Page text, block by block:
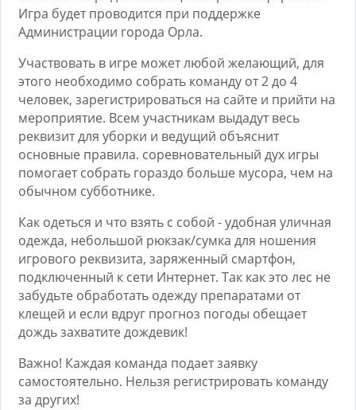
Игра будет проводится при поддержке
Администрации города Орла.
Участвовать в игре может любой желающий, для
этого необходимо собрать команду от 2 до 4
человек, зарегистрироваться на сайте и прийти на
мероприятие. Всем участникам выдадут весь
реквизит для уборки и ведущий объяснит
основные правила. соревновательный дух игры
помогает собрать гораздо больше мусора, чем на
обычном субботнике.
Как одеться и что взять с собой - удобная уличная
одежда, небольшой рюкзак/сумка для ношения
игрового реквизита, заряженный смартфон,
подключенный к сети Интернет. Так как это лес не
забудьте обработать одежду препаратами от
клещей и если вдруг прогноз погоды обещает
дождь захватите дождевик!
Важно! Каждая команда подает заявку
самостоятельно. Нельзя регистрировать команду
за других!